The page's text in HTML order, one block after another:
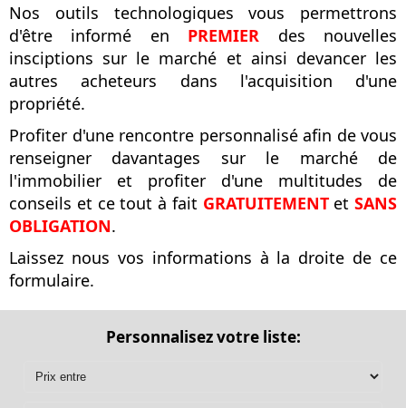
Nos outils technologiques vous permettrons
d'être informé en PREMIER des nouvelles
insciptions sur le marché et ainsi devancer les
autres acheteurs dans l'acquisition d'une
propriété.
Profiter d'une rencontre personnalisé afin de vous
renseigner davantages sur le marché de
l'immobilier et profiter d'une multitudes de
conseils et ce tout à fait GRATUITEMENTet SANS
OBLIGATION.
Laissez nous vos informations à la droite de ce
formulaire.
Personnalisez votre liste: